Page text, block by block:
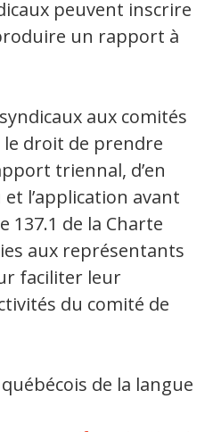
peuvent inscrire
un rapport à
aux comités
droit de prendre
triennal, d’en
l’application avant
137.1 de la Charte
aux représentants
faciliter leur
du comité de
québécois de la langue